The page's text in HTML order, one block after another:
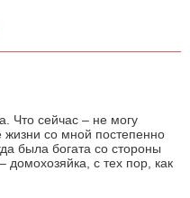
Что сейчас – не могу
жизни со мной постепенно
была богата со стороны
домохозяйка, с тех пор, как